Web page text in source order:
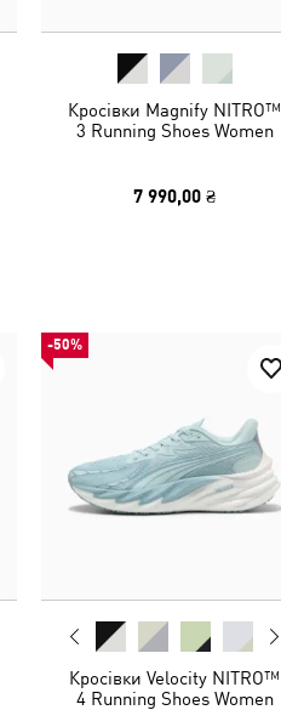
Кросівки Magnify NITRO™
3 Running Shoes Women
7 990,00 ₴
-50%
Кросівки Velocity NITRO™
4 Running Shoes Women